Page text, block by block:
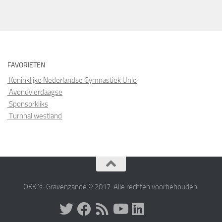
FAVORIETEN
Koninklijke Nederlandse Gymnastiek Unie
Avondvierdaagse
Sponsorkliks
Turnhal westland
OKK 's-Gravenzande © 2017. Alle rechten voorbehouden.